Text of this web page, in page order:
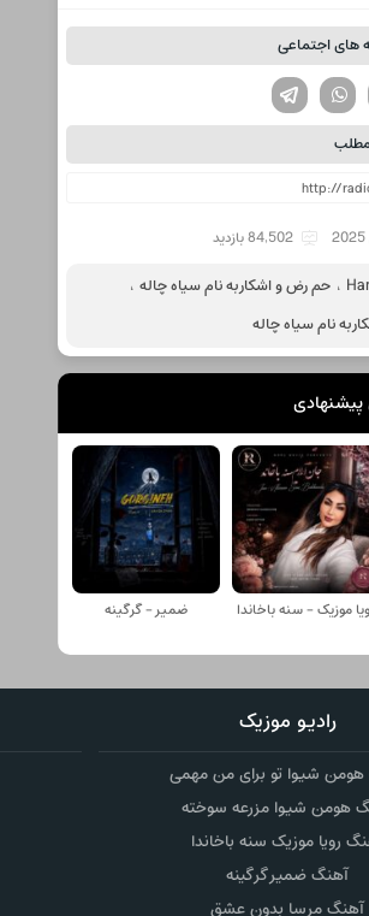
های اجتماعی
لینکدین
مطلب
84,502 بازدید
، حم رض و اشکار به نام سیاه چاله ،
به نام سیاه چاله
موزیک - سنه باخاندا ضمیر - گرگینه
رادیو موزیک
شیوا تو برای من مهمی
هومن شیوا مزرعه سوخته
رویا موزیک سنه باخاندا
آهنگ ضمیر گرگینه
آهنگ مرسا بدون عشق